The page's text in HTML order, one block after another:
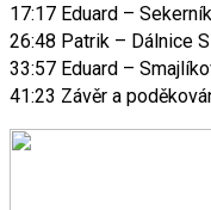
17:17 Eduard –
26:48 Patrik – Dálnice
33:57 Eduard –
41:23 Závěr a